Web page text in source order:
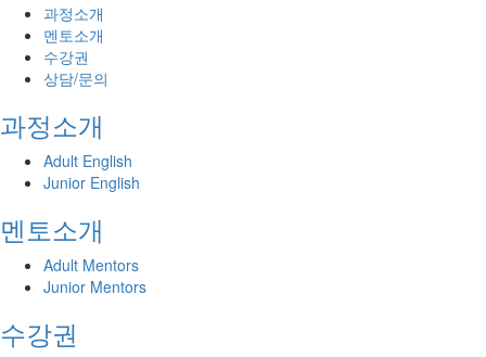
과정소개
멘토소개
수강권
상담/문의
과정소개
Adult English
Junior English
멘토소개
Adult Mentors
Junior Mentors
수강권